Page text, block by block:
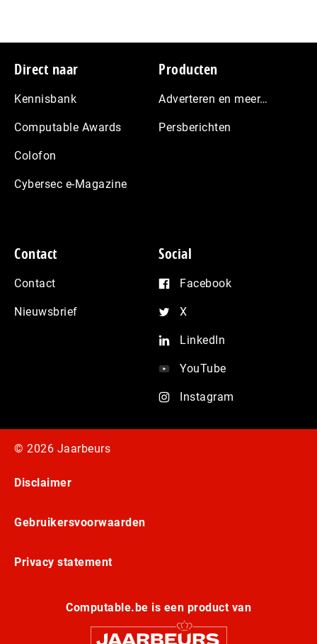
Footer
Direct naar
Kennisbank
Computable Awards
Colofon
Cybersec e-Magazine
Producten
Adverteren en meer…
Persberichten
Contact
Contact
Nieuwsbrief
Social
Facebook
X
LinkedIn
YouTube
Instagram
© 2026 Jaarbeurs
Disclaimer
Gebruikersvoorwaarden
Privacy statement
Computable.be is een product van